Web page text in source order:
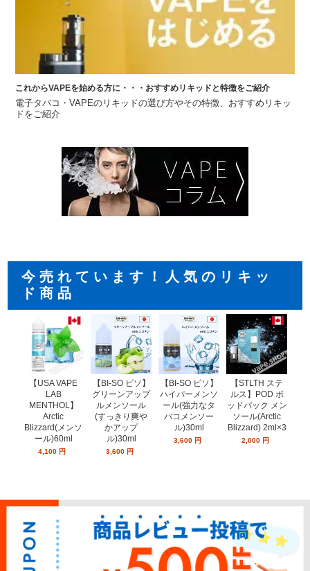
これからVAPEを始める方に・・・おすすめリキッドと特徴をご紹介
電子タバコ・VAPEのリキッドの選び方やその特徴、おすすめリキッ
ドをご紹介
今売れています！人気のリキッ
ド商品
【USA VAPE
LAB
MENTHOL】
Arctic
Blizzard(メンソ
ール)60ml
4,100 円
【BI-SO ビソ】
グリーンアップ
ルメンソール
(すっきり爽や
かアップ
ル)30ml
3,600 円
【BI-SO ビソ】
ハイパーメンソ
ール(強力なタ
バコメンソー
ル)30ml
3,600 円
【STLTH ステ
ルス】POD ポ
ッドパック メン
ソール(Arctic
Blizzard) 2ml×3
2,000 円